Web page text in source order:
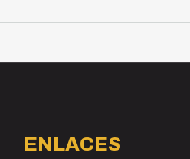
ENLACES